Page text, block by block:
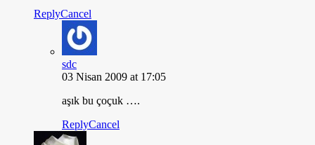
ReplyCancel
sdc
03 Nisan 2009 at 17:05
aşık bu çoçuk ….
ReplyCancel